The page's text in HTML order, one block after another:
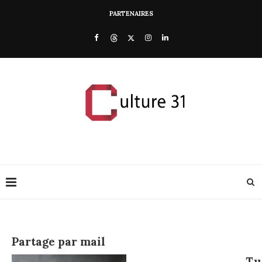
PARTENAIRES
Partage par mail